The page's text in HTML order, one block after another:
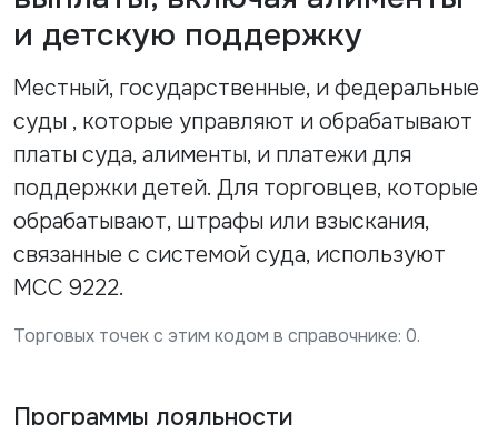
и детскую поддержку
Местный, государственные, и федеральные
суды , которые управляют и обрабатывают
платы суда, алименты, и платежи для
поддержки детей. Для торговцев, которые
обрабатывают, штрафы или взыскания,
связанные с системой суда, используют
MCC 9222.
Торговых точек с этим кодом в справочнике: 0.
Программы лояльности